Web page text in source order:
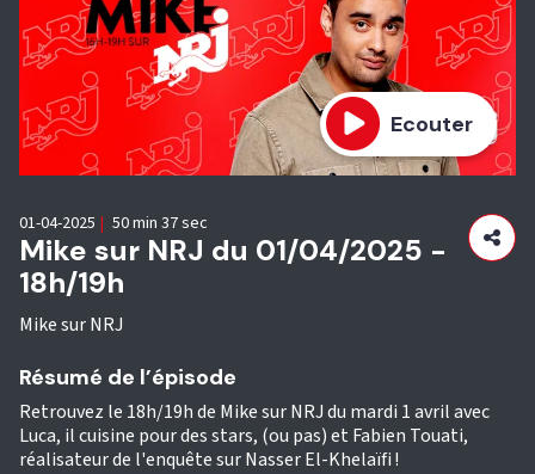
Ecouter
Mike sur NRJ du 01/04/2025 -
18h/19h
Mike sur NRJ
01-04-2025 | 50 min 37 sec
Résumé de l’épisode
Retrouvez le 18h/19h de Mike sur NRJ du mardi 1 avril avec
Luca, il cuisine pour des stars, (ou pas) et Fabien Touati,
réalisateur de l'enquête sur Nasser El-Khelaïfi !